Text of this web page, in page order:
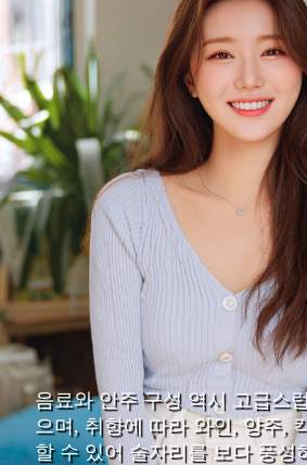
음료와 안주 구성 역시 고급스
으며, 취향에 따라 와인, 양주,
할 수 있어 술자리를 보다 풍성